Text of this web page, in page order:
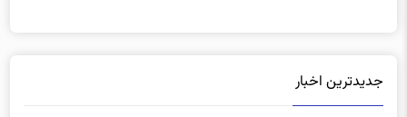
Home
»سازمان نظام پزشکی کشور